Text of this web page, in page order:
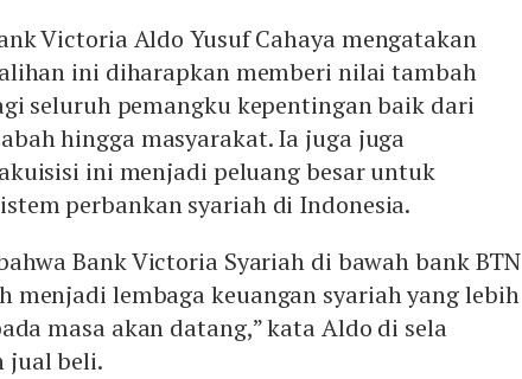
Victoria Aldo Yusuf Cahaya mengatakan
ini diharapkan memberi nilai tambah
seluruh pemangku kepentingan baik dari
hingga masyarakat. Ia juga juga
ini menjadi peluang besar untuk
perbankan syariah di Indonesia.
Bank Victoria Syariah di bawah bank BTN
menjadi lembaga keuangan syariah yang lebih
masa akan datang,” kata Aldo di sela
jual beli.